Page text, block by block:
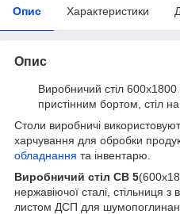
Опис Характеристики
Опис
Виробничий стіл
пристінним бортом, стіл
Столи виробничі
харчування для обробки
обладнання та інвентарю.
Виробничий стіл СВ 5
нержавіючої сталі, стільниця з
листом ДСП для